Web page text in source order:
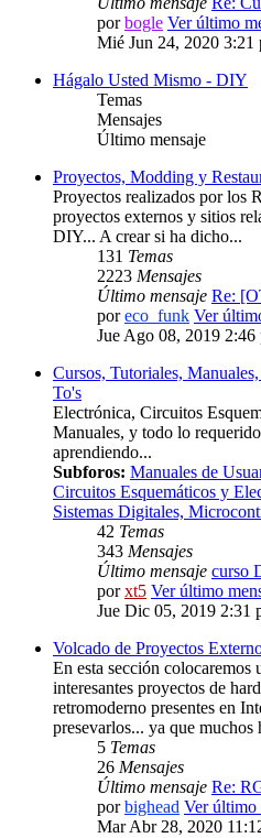
porbogle Ver último
Mié Jun 24, 2020 3:21
Hágalo Usted Mismo - DIY
Temas
Mensajes
Último mensaje
Proyectos, Modding y
Proyectos realizados por los
proyectos externos y sitios
DIY... A crear si ha dicho...
131 Temas
2223 Mensajes
Último mensaje Re:
poreco_funk Ver
Jue Ago 08, 2019 2:46
Cursos, Tutoriales,
To's
Electrónica, Circuitos
Manuales, y todo lo
aprendiendo...
Subforos: Manuales de
Circuitos Esquemáticos y
Sistemas Digitales,
42 Temas
343 Mensajes
Último mensaje curso
porxt5 Ver último
Jue Dic 05, 2019 2:31
Volcado de Proyectos
En esta sección colocaremos
interesantes proyectos de
retromoderno presentes en
presevarlos... ya que muchos
5 Temas
26 Mensajes
Último mensaje Re:
porbighead Ver último
Mar Abr 28, 2020